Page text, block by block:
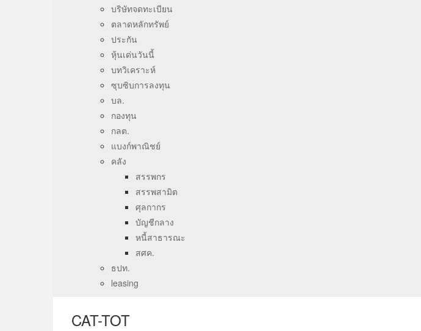
บริษัทจดทะเบียน
ตลาดหลักทรัพย์
ประกัน
หุ้นเด่นวันนี้
บทวิเคราะห์
ซุบซิบการลงทุน
บล.
กองทุน
กลต.
แบงก์พาณิชย์
คลัง
สรรพกร
สรรพสามิต
ศุลกากร
บัญชีกลาง
หนี้สาธารณะ
สศค.
ธปท.
leasing
CAT-TOT